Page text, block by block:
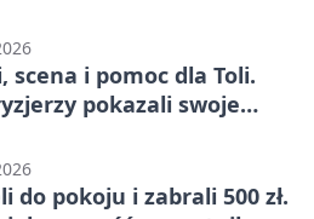
scena i pomoc dla Toli.
pokazali swoje
do pokoju i zabrali 500 zł.